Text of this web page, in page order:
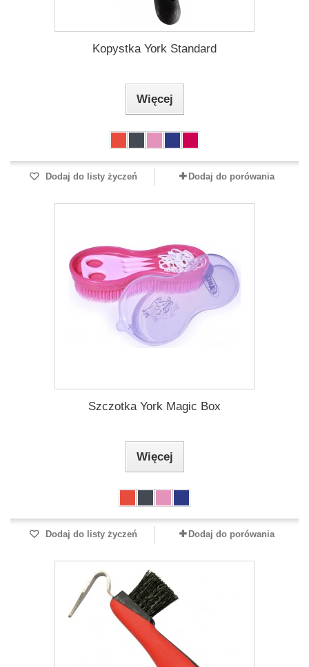
Kopystka York Standard
Więcej
Dodaj do listy życzeń Dodaj do porówania
Szczotka York Magic Box
Więcej
Dodaj do listy życzeń Dodaj do porówania